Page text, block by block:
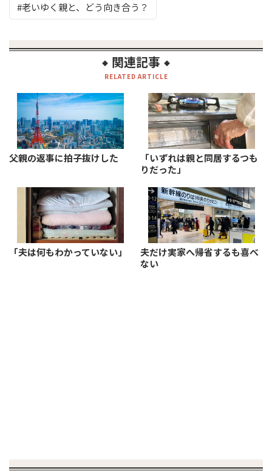
老いゆく親と、どう向き合う？
◆ 関連記事 ◆
RELATED ARTICLE
父親の返事に拍子抜けした
「いずれは親と同居するつも
りだった」
「夫は何もわかっていない」
夫だけ実家へ帰省するも喜べ
ない